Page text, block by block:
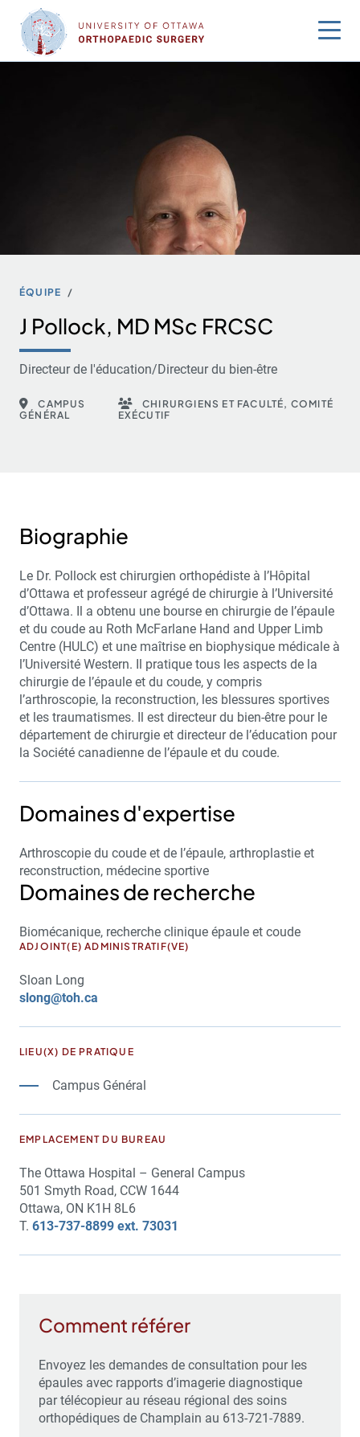
Sauter
contenu
ÉQUIPE
J Pollock, MD MSc FRCSC
Directeur de l'éducation/Directeur du bien-être
CAMPUS
GÉNÉRAL
CHIRURGIENS ET FACULTÉ, COMITÉ
EXÉCUTIF
Biographie
Le Dr. Pollock est chirurgien orthopédiste à l’Hôpital
d’Ottawa et professeur agrégé de chirurgie à l’Université
d’Ottawa. Il a obtenu une bourse en chirurgie de l’épaule
et du coude au Roth McFarlane Hand and Upper Limb
Centre (HULC) et une maîtrise en biophysique médicale à
l’Université Western. Il pratique tous les aspects de la
chirurgie de l’épaule et du coude, y compris
l’arthroscopie, la reconstruction, les blessures sportives
et les traumatismes. Il est directeur du bien-être pour le
département de chirurgie et directeur de l’éducation pour
la Société canadienne de l’épaule et du coude.
Domaines d'expertise
Arthroscopie du coude et de l’épaule, arthroplastie et
reconstruction, médecine sportive
Domaines de recherche
Biomécanique, recherche clinique épaule et coude
ADJOINT(E) ADMINISTRATIF(VE)
Sloan Long
slong@toh.ca
LIEU(X) DE PRATIQUE
Campus Général
EMPLACEMENT DU BUREAU
The Ottawa Hospital – General Campus
501 Smyth Road, CCW 1644
Ottawa, ON K1H 8L6
T. 613-737-8899 ext. 73031
Comment référer
Envoyez les demandes de consultation pour les
épaules avec rapports d’imagerie diagnostique
par télécopieur au réseau régional des soins
orthopédiques de Champlain au 613-721-7889.